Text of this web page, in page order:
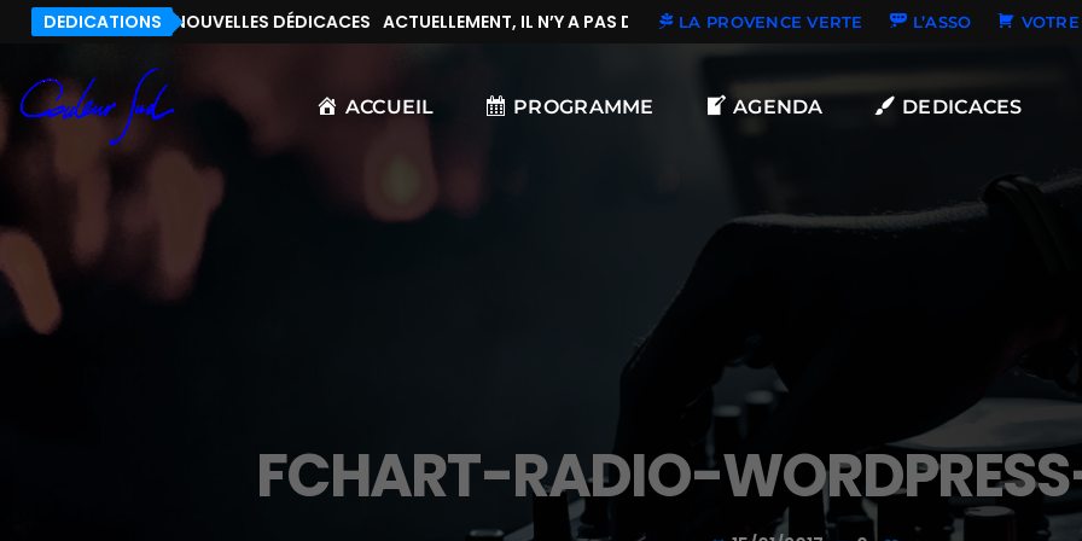
DEDICATIONS
IL N’Y A PAS DE NOUVELLES DÉDICACES ACTUELLEMENT, IL N’Y A PAS DE NOUVELLES DÉDICACES
LA PROVENCE VERTE L’ASSO
ACCUEIL PROGRAMME AGENDA DEDICACES
FCHART-RADIO-